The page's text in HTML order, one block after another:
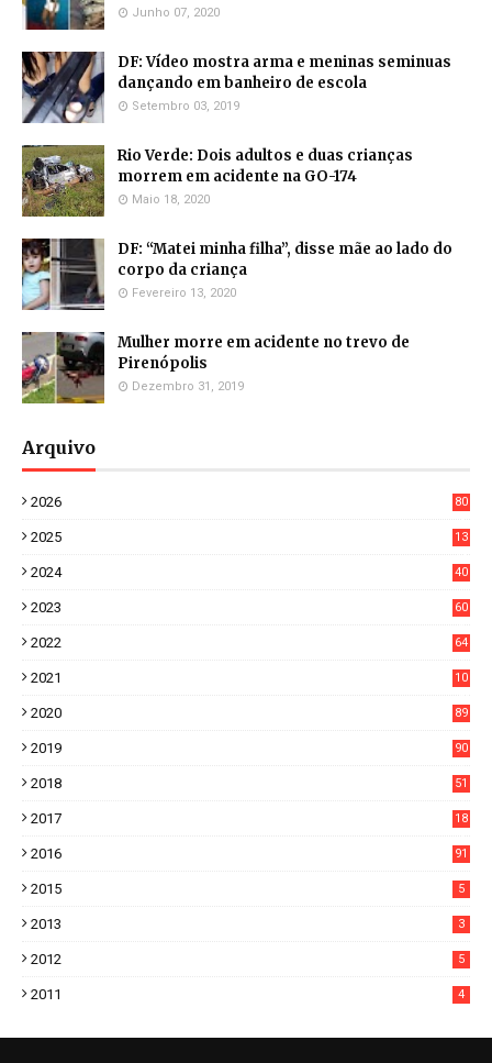
Junho 07, 2020
DF: Vídeo mostra arma e meninas seminuas
dançando em banheiro de escola
Setembro 03, 2019
Rio Verde: Dois adultos e duas crianças
morrem em acidente na GO-174
Maio 18, 2020
DF: “Matei minha filha”, disse mãe ao lado do
corpo da criança
Fevereiro 13, 2020
Mulher morre em acidente no trevo de
Pirenópolis
Dezembro 31, 2019
Arquivo
2026
80
2025
13
2024
40
2023
60
2022
64
2021
10
2020
89
2019
90
2018
51
2017
18
2016 91
2015 5
2013 3
2012 5
2011 4